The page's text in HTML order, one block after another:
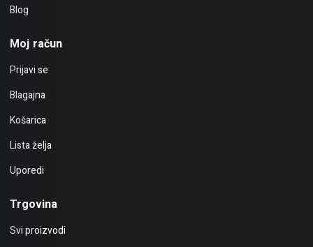
Blog
Moj račun
Prijavi se
Blagajna
Košarica
Lista želja
Uporedi
Trgovina
Svi proizvodi